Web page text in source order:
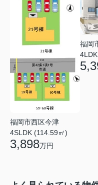
福岡市西区今津
4SLDK (114.59㎡)
3,898万円
福岡